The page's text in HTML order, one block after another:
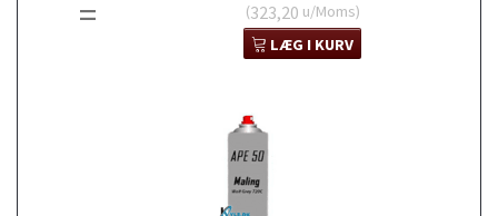
= (323,20 u/Moms)
LÆG I KURV